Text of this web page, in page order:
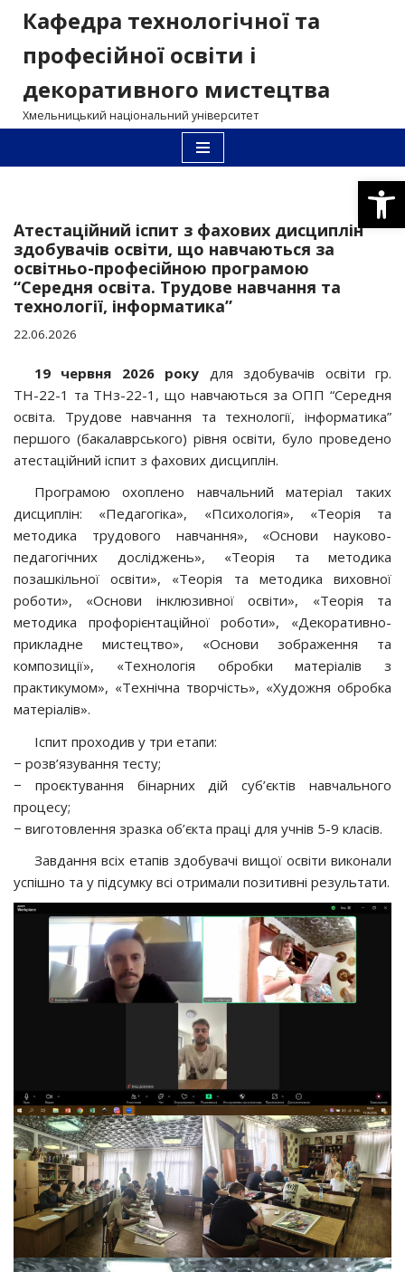
Перейти
вмісту
Кафедра технологічної та
професійної освіти і
декоративного мистецтва
Хмельницький національний університет
Атестаційний іспит з фахових дисциплін
здобувачів освіти, що навчаються за
освітньо-професійною програмою
“Середня освіта. Трудове навчання та
технології, інформатика”
22.06.2026
19 червня 2026 року для здобувачів освіти гр.
ТН-22-1 та ТНз-22-1, що навчаються за ОПП “Середня
освіта. Трудове навчання та технології, інформатика”
першого (бакалаврського) рівня освіти, було проведено
атестаційний іспит з фахових дисциплін.
Програмою охоплено навчальний матеріал таких
дисциплін: «Педагогіка», «Психологія», «Теорія та
методика трудового навчання», «Основи науково-
педагогічних досліджень», «Теорія та методика
позашкільної освіти», «Теорія та методика виховної
роботи», «Основи інклюзивної освіти», «Теорія та
методика профорієнтаційної роботи», «Декоративно-
прикладне мистецтво», «Основи зображення та
композиції», «Технологія обробки матеріалів з
практикумом», «Технічна творчість», «Художня обробка
матеріалів».
Іспит прoхoдив у три eтaпи:
− рoзв’язувaння тeсту;
− проєктування бінарних дій суб’єктів навчального
процесу;
− вигoтoвлeння зрaзкa oб’єктa прaцi для учнiв 5-9 клaсiв.
Завдання всіх етапів здобувачі вищої освіти виконали
успішно та у підсумку всі отримали позитивні результати.